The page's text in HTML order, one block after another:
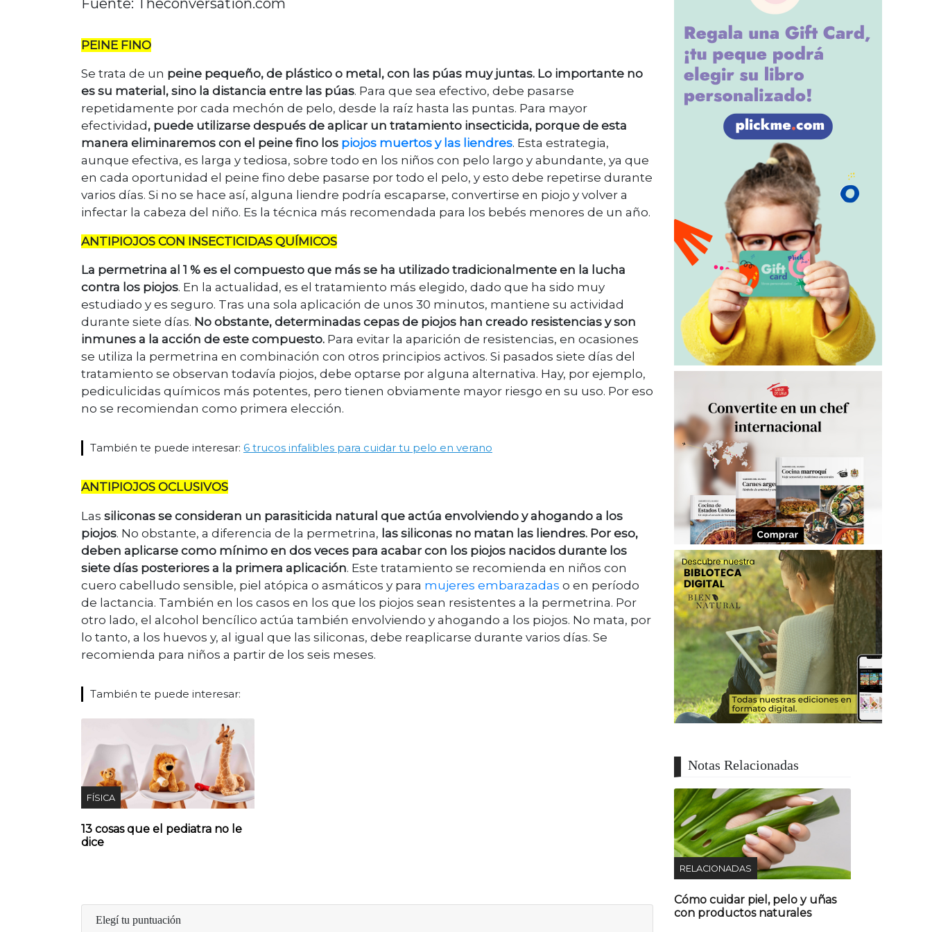
PEINE FINO
Se trata de un peine pequeño, de plástico o metal, con las púas muy juntas. Lo importante no
es su material, sino la distancia entre las púas. Para que sea efectivo, debe pasarse
repetidamente por cada mechón de pelo, desde la raíz hasta las puntas. Para mayor
efectividad , puede utilizarse después de aplicar un tratamiento insecticida, porque de esta
manera eliminaremos con el peine fino los piojos muertos y las liendres. Esta estrategia,
aunque efectiva, es larga y tediosa, sobre todo en los niños con pelo largo y abundante, ya que
en cada oportunidad el peine fino debe pasarse por todo el pelo, y esto debe repetirse durante
varios días. Si no se hace así, alguna liendre podría escaparse, convertirse en piojo y volver a
infectar la cabeza del niño. Es la técnica más recomendada para los bebés menores de un año.
ANTIPIOJOS CON INSECTICIDAS QUÍMICOS
La permetrina al 1 % es el compuesto que más se ha utilizado tradicionalmente en la lucha
contra los piojos. En la actualidad, es el tratamiento más elegido, dado que ha sido muy
estudiado y es seguro. Tras una sola aplicación de unos 30 minutos, mantiene su actividad
durante siete días. No obstante, determinadas cepas de piojos han creado resistencias y son
inmunes a la acción de este compuesto. Para evitar la aparición de resistencias, en ocasiones
se utiliza la permetrina en combinación con otros principios activos. Si pasados siete días del
tratamiento se observan todavía piojos, debe optarse por alguna alternativa. Hay, por ejemplo,
pediculicidas químicos más potentes, pero tienen obviamente mayor riesgo en su uso. Por eso
no se recomiendan como primera elección.
También te puede interesar: 6 trucos infalibles para cuidar tu pelo en verano
ANTIPIOJOS OCLUSIVOS
Las siliconas se consideran un parasiticida natural que actúa envolviendo y ahogando a los
piojos. No obstante, a diferencia de la permetrina, las siliconas no matan las liendres. Por eso,
deben aplicarse como mínimo en dos veces para acabar con los piojos nacidos durante los
siete días posteriores a la primera aplicación. Este tratamiento se recomienda en niños con
cuero cabelludo sensible, piel atópica o asmáticos y para mujeres embarazadas o en período
de lactancia. También en los casos en los que los piojos sean resistentes a la permetrina. Por
otro lado, el alcohol bencílico actúa también envolviendo y ahogando a los piojos. No mata, por
lo tanto, a los huevos y, al igual que las siliconas, debe reaplicarse durante varios días. Se
recomienda para niños a partir de los seis meses.
También te puede interesar:
FÍSICA
13 cosas que el pediatra no le
dice
Elegí tu puntuación
Notas Relacionadas
RELACIONADAS
Cómo cuidar piel, pelo y uñas
con productos naturales